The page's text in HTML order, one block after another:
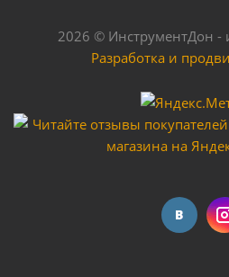
2026 © ИнструментДон -
Разработка и